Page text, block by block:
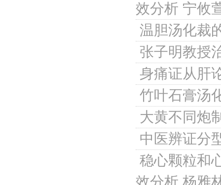
效分析 宁攸
温胆汤化裁
张子明教授
身痛证从肝
竹叶石膏汤
大黄不同炮
中医辨证分
稳心颗粒和
效分析 杨雅